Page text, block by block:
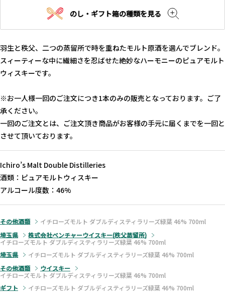
のし・ギフト箱の種類を見る
羽生と秩父、二つの蒸留所で時を重ねたモルト原酒を選んでブレンド。
スィーティーな中に繊細さを忍ばせた絶妙なハーモニーのピュアモルト
ウィスキーです。
※お一人様一回のご注文につき1本のみの販売となっております。ご了
承ください。
一回のご注文とは、ご注文頂き商品がお客様の手元に届くまでを一回と
させて頂いております。
Ichiro’s Malt Double Distilleries
酒類：ピュアモルトウィスキー
アルコール度数：46%
その他酒類
イチローズモルト ダブルディスティラリーズ緑葉 46% 700ml
埼玉県
株式会社ベンチャーウイスキー(秩父蒸留所)
イチローズモルト ダブルディスティラリーズ緑葉 46% 700ml
埼玉県
イチローズモルト ダブルディスティラリーズ緑葉 46% 700ml
その他酒類
ウイスキー
イチローズモルト ダブルディスティラリーズ緑葉 46% 700ml
ギフト
イチローズモルト ダブルディスティラリーズ緑葉 46% 700ml